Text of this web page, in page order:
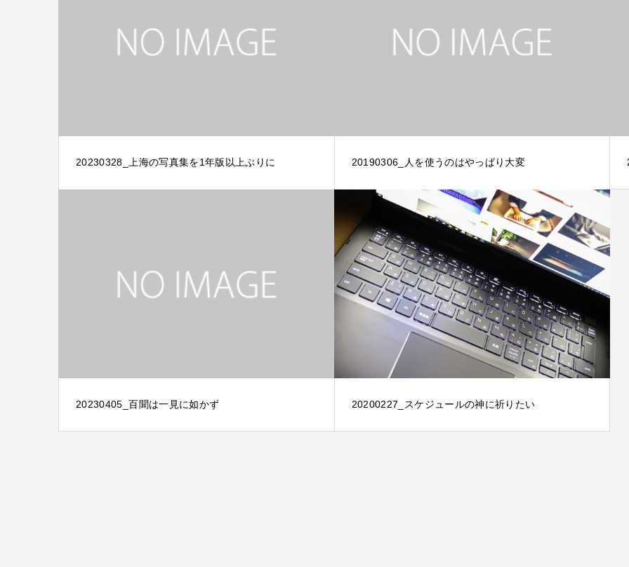
20230328_上海の写真集を1年版以上ぶりに 20190306_人を使うのはやっぱり大変
20230405_百聞は一見に如かず 20200227_スケジュールの神に祈りたい